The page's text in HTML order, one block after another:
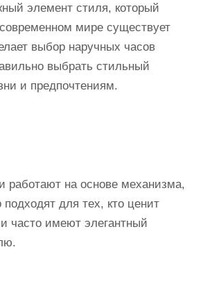
элемент стиля, который
мире существует
выбор наручных часов
выбрать стильный
и предпочтениям.
работают на основе механизма,
для тех, кто ценит
часто имеют элегантный